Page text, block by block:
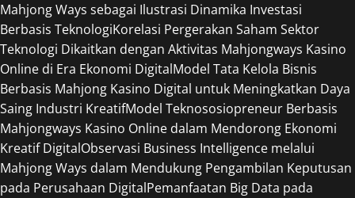
Mahjong Ways sebagai Ilustrasi Dinamika Investasi
Berbasis TeknologiKorelasi Pergerakan Saham Sektor
Teknologi Dikaitkan dengan Aktivitas Mahjongways Kasino
Online di Era Ekonomi DigitalModel Tata Kelola Bisnis
Berbasis Mahjong Kasino Digital untuk Meningkatkan Daya
Saing Industri KreatifModel Teknososiopreneur Berbasis
Mahjongways Kasino Online dalam Mendorong Ekonomi
Kreatif DigitalObservasi Business Intelligence melalui
Mahjong Ways dalam Mendukung Pengambilan Keputusan
pada Perusahaan DigitalPemanfaatan Big Data pada